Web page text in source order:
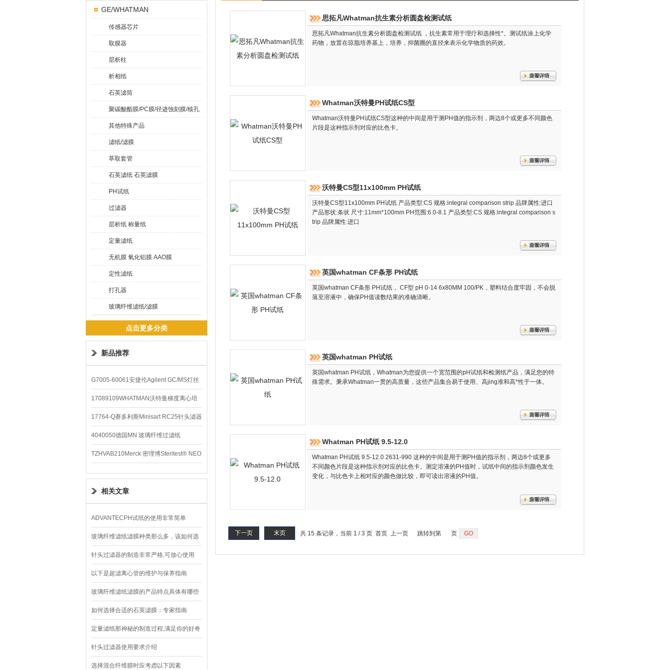
GE/WHATMAN
传感器芯片
取膜器
层析柱
析相纸
石英滤筒
聚碳酸酯膜/PC膜/径迹蚀刻膜/核孔
膜
其他特殊产品
滤纸/滤膜
萃取套管
石英滤纸 石英滤膜
PH试纸
过滤器
层析纸 称量纸
定量滤纸
无机膜 氧化铝膜 AAO膜
定性滤纸
打孔器
玻璃纤维滤纸/滤膜
点击更多分类
新品推荐
G7005-60061安捷伦Agilent GC/MS灯丝
配件
17089109WHATMAN沃特曼梯度离心培
养基
17764-Q赛多利斯Minisart RC25针头滤器
4040050德国MN 玻璃纤维过滤纸
TZHVAB210Merck 密理博Steritest® NEO
设备
相关文章
ADVANTECPH试纸的使用非常简单
玻璃纤维滤纸滤膜种类那么多，该如何选
择？
针头过滤器的制造非常严格,可放心使用
以下是超滤离心管的维护与保养指南
玻璃纤维滤纸滤膜的产品特点具体有哪些
如何选择合适的石英滤膜：专家指南
定量滤纸那神秘的制造过程,满足你的好奇
心
针头过滤器使用要求介绍
选择混合纤维膜时应考虑以下因素
思拓凡Whatman抗生素分析圆盘检测试纸
思拓凡Whatman抗生素分析圆盘检测试纸 ，抗生素常用于理疗和选择性*。测试纸涂上化学
药物，放置在琼脂培养基上，培养，抑菌圈的直径来表示化学物质的药效。
Whatman沃特曼PH试纸CS型
Whatman沃特曼PH试纸CS型这种的中间是用于测PH值的指示剂，两边8个或更多不同颜色
片段是这种指示剂对应的比色卡。
沃特曼CS型11x100mm PH试纸
沃特曼CS型11x100mm PH试纸 产品类型:CS 规格:integral comparison strip 品牌属性:进口
产品形状:条状 尺寸:11mm*100mm PH范围:6.0-8.1 产品类型:CS 规格:integral comparison s
trip 品牌属性:进口
英国whatman CF条形 PH试纸
英国whatman CF条形 PH试纸， CF型 pH 0-14 6x80MM 100/PK，塑料结合度牢固，不会脱
落至溶液中，确保PH值读数结果的准确清晰。
英国whatman PH试纸
英国whatman PH试纸，Whatman为您提供一个宽范围的pH试纸和检测纸产品，满足您的特
殊需求。秉承Whatman一贯的高质量，这些产品集合易于使用、高jing准和高*性于一体。
Whatman PH试纸 9.5-12.0
Whatman PH试纸 9.5-12.0 2631-990 这种的中间是用于测PH值的指示剂，两边8个或更多
不同颜色片段是这种指示剂对应的比色卡。测定溶液的PH值时，试纸中间的指示剂颜色发生
变化，与比色卡上相对应的颜色做比较，即可读出溶液的PH值。
共 15 条记录，当前 1 / 3 页 首页 上一页
下一页 末页 跳转到第 页